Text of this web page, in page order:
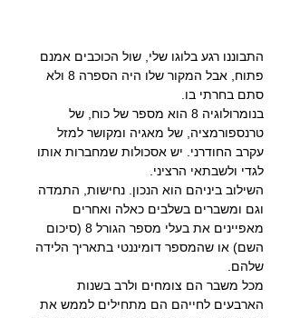
התבוננו רגע בלוגו שלי, שול הכוכבים אמנם
פתוח, אבל המקור שלו היה הספרה 8 ולא
סתם בחרתי בו.
בנומרולוגיה 8 הוא מספר של כוח, של
טרנספורמציה, של מאגיה ומקושר למזל
עקרב החודרני. יש אסכולות שמחברות אותו
לגדי ולשבתאי הרציני.
השילוב ביניהם הוא הנכון. נחישות, התמדה
וגם ומשברים בשלבים כאלה ואחרים
מאפיינים את בעלי מספר הגורל 8 (סיכום
השם) או שהמספר דומיננטי בתאריך הלידה
שלהם.
מכל משבר הם צומחים ולרב בשנות
הארבעים לחייהם הם מתחילים לממש את